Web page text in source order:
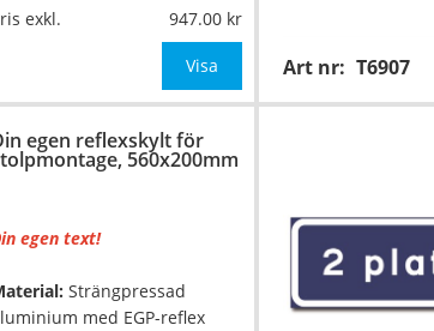
ca 60/44mm (vid 1
vi texthöjden till
mått)
exkl. 947.00
Visa Art nr: T6907
egen reflexskylt för
560x200mm
egen text!
Strängpressad
med EGP-reflex